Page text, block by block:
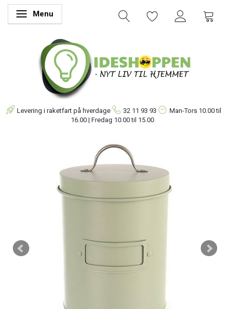
Skifte navigation
Menu
Levering i raketfart på hverdage 32 11 93 93 Man-Tors 10.00 til
16.00 | Fredag 10.00 til 15.00